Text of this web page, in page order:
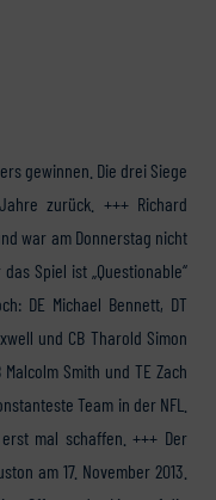
gewinnen. Die drei Siege
zurück. +++ Richard
war am Donnerstag nicht
Spiel ist „Questionable“
DE Michael Bennett, DT
und CB Tharold Simon
Smith und TE Zach
Team in der NFL.
mal schaffen. +++ Der
am 17. November 2013.